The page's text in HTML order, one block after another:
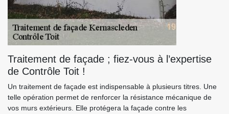
Traitement de façade ; fiez-vous à l’expertise
de Contrôle Toit !
Un traitement de façade est indispensable à plusieurs titres. Une
telle opération permet de renforcer la résistance mécanique de
vos murs extérieurs. Elle protégera la façade contre les